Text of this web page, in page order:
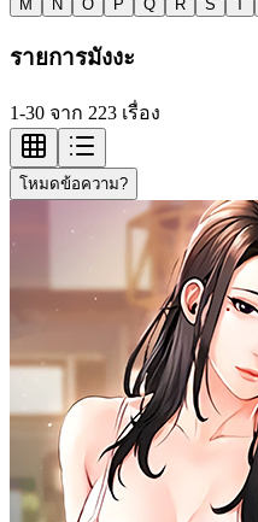
M
N O P Q R S T
รายการมังงะ
1-30 จาก 223 เรื่อง
โหมดข้อความ?